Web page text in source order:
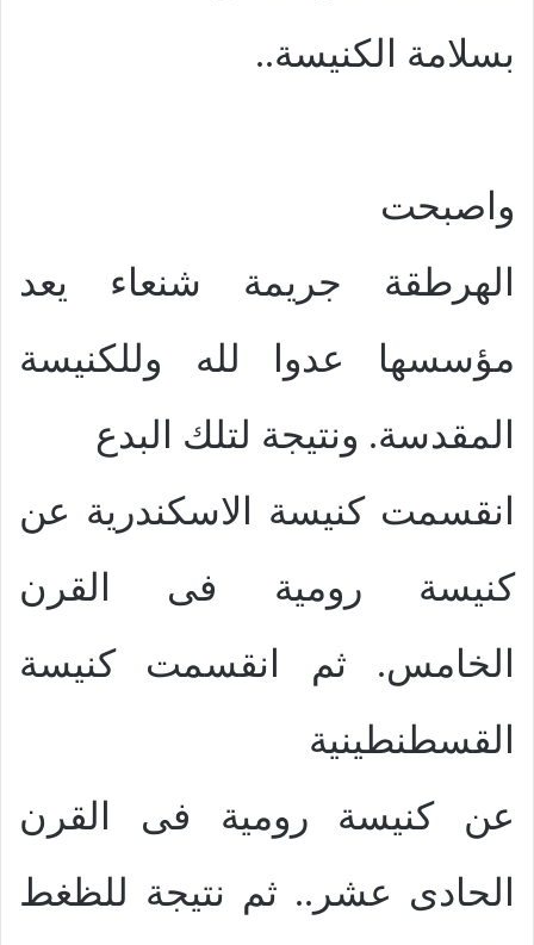
بسلامة الكنيسة..
واصبحت
الهرطقة جريمة شنعاء يعد
مؤسسها عدوا لله وللكنيسة
المقدسة. ونتيجة لتلك البدع
انقسمت كنيسة الاسكندرية عن
كنيسة رومية فى القرن
الخامس. ثم انقسمت كنيسة
القسطنطينية
عن كنيسة رومية فى القرن
الحادى عشر.. ثم نتيجة للظغط